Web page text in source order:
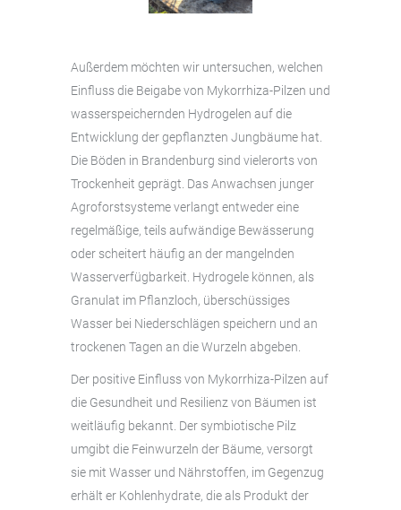
Außerdem möchten wir untersuchen, welchen
Einfluss die Beigabe von Mykorrhiza-Pilzen und
wasserspeichernden Hydrogelen auf die
Entwicklung der gepflanzten Jungbäume hat.
Die Böden in Brandenburg sind vielerorts von
Trockenheit geprägt. Das Anwachsen junger
Agroforstsysteme verlangt entweder eine
regelmäßige, teils aufwändige Bewässerung
oder scheitert häufig an der mangelnden
Wasserverfügbarkeit. Hydrogele können, als
Granulat im Pflanzloch, überschüssiges
Wasser bei Niederschlägen speichern und an
trockenen Tagen an die Wurzeln abgeben.
Der positive Einfluss von Mykorrhiza-Pilzen auf
die Gesundheit und Resilienz von Bäumen ist
weitläufig bekannt. Der symbiotische Pilz
umgibt die Feinwurzeln der Bäume, versorgt
sie mit Wasser und Nährstoffen, im Gegenzug
erhält er Kohlenhydrate, die als Produkt der